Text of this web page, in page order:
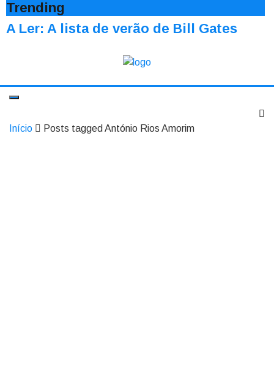
Trending
A Ler: A lista de verão de Bill Gates
Início Posts tagged António Rios Amorim